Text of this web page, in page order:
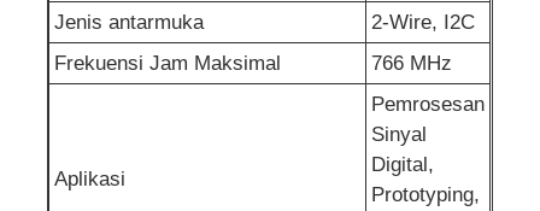
ADC DAC
Sirkuit terpadu RF
Komponen elektronik
Jenis antarmuka
2-Wire, I2C
Frekuensi Jam Maksimal
766 MHz
Aplikasi
Pemrosesan
Sinyal
Digital,
Prototyping,